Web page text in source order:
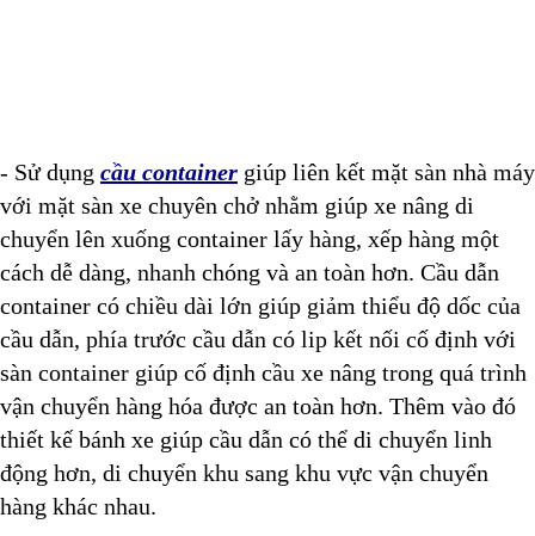
- Sử dụng cầu container giúp liên kết mặt sàn nhà máy
với mặt sàn xe chuyên chở nhằm giúp xe nâng di
chuyển lên xuống container lấy hàng, xếp hàng một
cách dễ dàng, nhanh chóng và an toàn hơn. Cầu dẫn
container có chiều dài lớn giúp giảm thiểu độ dốc của
cầu dẫn, phía trước cầu dẫn có lip kết nối cố định với
sàn container giúp cố định cầu xe nâng trong quá trình
vận chuyển hàng hóa được an toàn hơn. Thêm vào đó
thiết kế bánh xe giúp cầu dẫn có thể di chuyển linh
động hơn, di chuyển khu sang khu vực vận chuyển
hàng khác nhau.